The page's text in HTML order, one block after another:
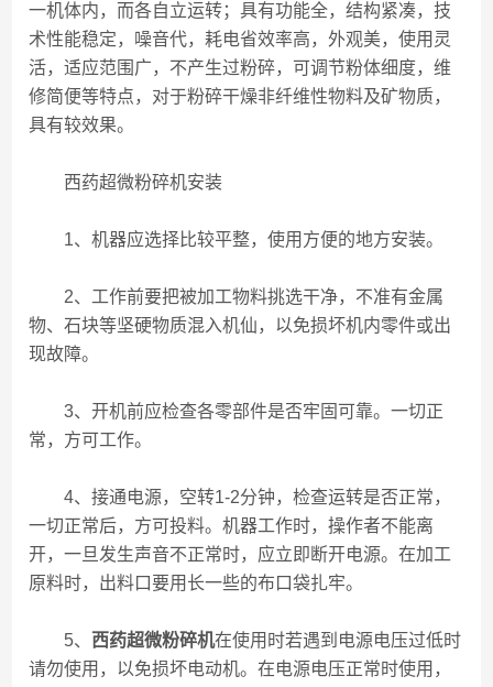
一机体内，而各自立运转；具有功能全，结构紧凑，技
术性能稳定，噪音代，耗电省效率高，外观美，使用灵
活，适应范围广，不产生过粉碎，可调节粉体细度，维
修简便等特点，对于粉碎干燥非纤维性物料及矿物质，
具有较效果。
西药超微粉碎机安装
1、机器应选择比较平整，使用方便的地方安装。
2、工作前要把被加工物料挑选干净，不准有金属
物、石块等坚硬物质混入机仙，以免损坏机内零件或出
现故障。
3、开机前应检查各零部件是否牢固可靠。一切正
常，方可工作。
4、接通电源，空转1-2分钟，检查运转是否正常，
一切正常后，方可投料。机器工作时，操作者不能离
开，一旦发生声音不正常时，应立即断开电源。在加工
原料时，出料口要用长一些的布口袋扎牢。
5、 西药超微粉碎机在使用时若遇到电源电压过低时
请勿使用，以免损坏电动机。在电源电压正常时使用，